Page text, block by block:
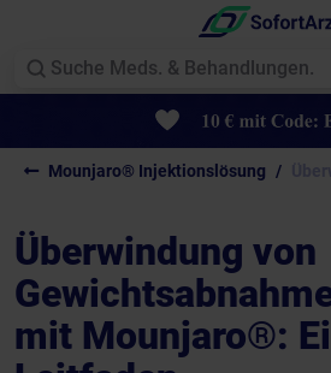
Mounjaro® Injektionslösung
Überwindung von
mit Mounjaro®: